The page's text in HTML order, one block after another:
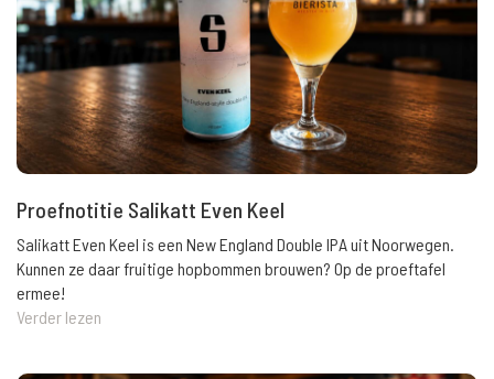
Proefnotitie Salikatt Even Keel
Salikatt Even Keel is een New England Double IPA uit Noorwegen.
Kunnen ze daar fruitige hopbommen brouwen? Op de proeftafel
ermee!
Verder lezen